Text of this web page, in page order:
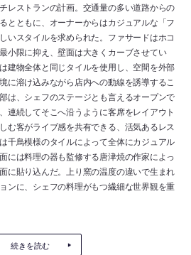
レストランの計画。交通量の多い道路からの
とともに、オーナーからはカジュアルな「フ
いスタイルを求められた。ファサードはホコ
小限に抑え、壁面は大きくカーブさせてい
建物全体と同じタイルを使用し、空間を外部
に溶け込みながら店内への動線を誘導するこ
は、シェフのステージとも言えるオープンで
連続してそこへ沿うように客席をレイアウト
む客がライブ感を共有できる、活気あるレス
千鳥模様のタイルによって全体にカジュアル
には料理の器も監修する唐津焼の作家によっ
に貼り込んだ。上り窯の温度の違いで生まれ
ンに、シェフの料理がもつ繊細な世界観を重
続きを読む